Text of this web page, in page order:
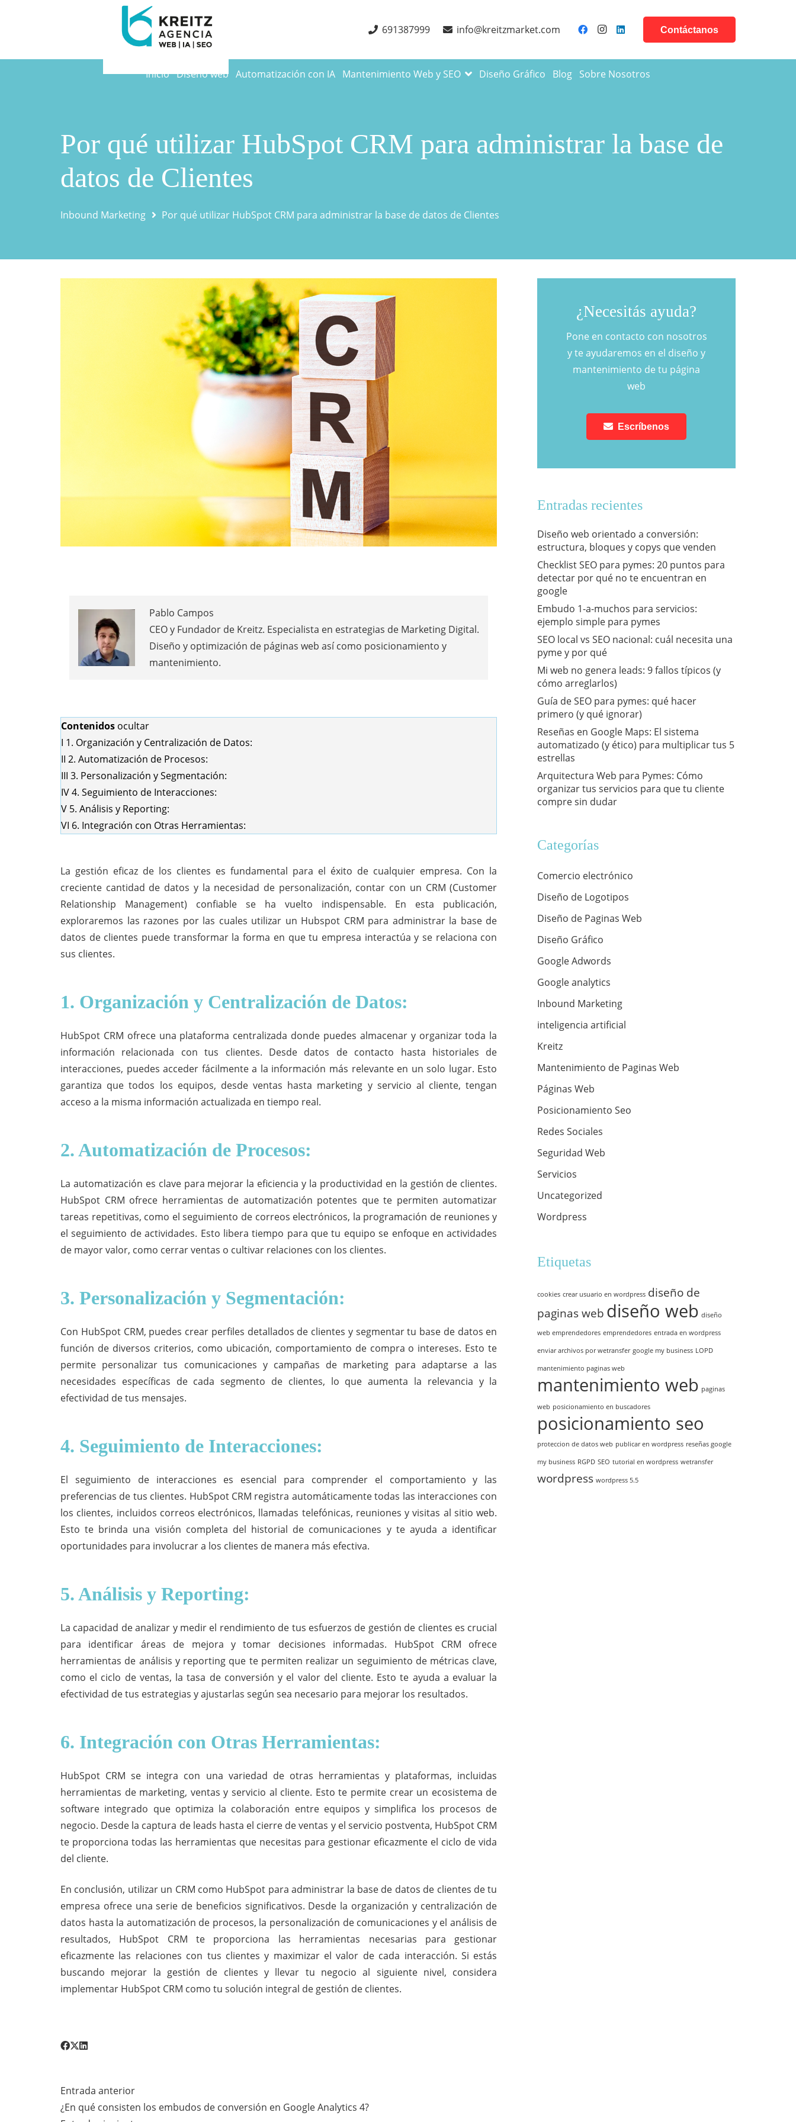
691387999 info@kreitzmarket.com Contáctanos
Inicio Diseño web Automatización con IA Mantenimiento Web y SEO Diseño Gráfico Blog Sobre Nosotros
Por qué utilizar HubSpot CRM para administrar la base de
datos de Clientes
Inbound Marketing Por qué utilizar HubSpot CRM para administrar la base de datos de Clientes
Pablo Campos
CEO y Fundador de Kreitz. Especialista en estrategias de Marketing Digital.
Diseño y optimización de páginas web así como posicionamiento y
mantenimiento.
Contenidos ocultar
I 1. Organización y Centralización de Datos:
II 2. Automatización de Procesos:
III 3. Personalización y Segmentación:
IV4. Seguimiento de Interacciones:
V 5. Análisis y Reporting:
VI 6. Integración con Otras Herramientas:
La gestión eficaz de los clientes es fundamental para el éxito de cualquier empresa. Con la
creciente cantidad de datos y la necesidad de personalización, contar con un CRM (Customer
Relationship Management) confiable se ha vuelto indispensable. En esta publicación,
exploraremos las razones por las cuales utilizar un Hubspot CRM para administrar la base de
datos de clientes puede transformar la forma en que tu empresa interactúa y se relaciona con
sus clientes.
1. Organización y Centralización de Datos:
HubSpot CRM ofrece una plataforma centralizada donde puedes almacenar y organizar toda la
información relacionada con tus clientes. Desde datos de contacto hasta historiales de
interacciones, puedes acceder fácilmente a la información más relevante en un solo lugar. Esto
garantiza que todos los equipos, desde ventas hasta marketing y servicio al cliente, tengan
acceso a la misma información actualizada en tiempo real.
2. Automatización de Procesos:
La automatización es clave para mejorar la eficiencia y la productividad en la gestión de clientes.
HubSpot CRM ofrece herramientas de automatización potentes que te permiten automatizar
tareas repetitivas, como el seguimiento de correos electrónicos, la programación de reuniones y
el seguimiento de actividades. Esto libera tiempo para que tu equipo se enfoque en actividades
de mayor valor, como cerrar ventas o cultivar relaciones con los clientes.
3. Personalización y Segmentación:
Con HubSpot CRM, puedes crear perfiles detallados de clientes y segmentar tu base de datos en
función de diversos criterios, como ubicación, comportamiento de compra o intereses. Esto te
permite personalizar tus comunicaciones y campañas de marketing para adaptarse a las
necesidades específicas de cada segmento de clientes, lo que aumenta la relevancia y la
efectividad de tus mensajes.
4. Seguimiento de Interacciones:
El seguimiento de interacciones es esencial para comprender el comportamiento y las
preferencias de tus clientes. HubSpot CRM registra automáticamente todas las interacciones con
los clientes, incluidos correos electrónicos, llamadas telefónicas, reuniones y visitas al sitio web.
Esto te brinda una visión completa del historial de comunicaciones y te ayuda a identificar
oportunidades para involucrar a los clientes de manera más efectiva.
5. Análisis y Reporting:
La capacidad de analizar y medir el rendimiento de tus esfuerzos de gestión de clientes es crucial
para identificar áreas de mejora y tomar decisiones informadas. HubSpot CRM ofrece
herramientas de análisis y reporting que te permiten realizar un seguimiento de métricas clave,
como el ciclo de ventas, la tasa de conversión y el valor del cliente. Esto te ayuda a evaluar la
efectividad de tus estrategias y ajustarlas según sea necesario para mejorar los resultados.
6. Integración con Otras Herramientas:
HubSpot CRM se integra con una variedad de otras herramientas y plataformas, incluidas
herramientas de marketing, ventas y servicio al cliente. Esto te permite crear un ecosistema de
software integrado que optimiza la colaboración entre equipos y simplifica los procesos de
negocio. Desde la captura de leads hasta el cierre de ventas y el servicio postventa, HubSpot CRM
te proporciona todas las herramientas que necesitas para gestionar eficazmente el ciclo de vida
del cliente.
En conclusión, utilizar un CRM como HubSpot para administrar la base de datos de clientes de tu
empresa ofrece una serie de beneficios significativos. Desde la organización y centralización de
datos hasta la automatización de procesos, la personalización de comunicaciones y el análisis de
resultados, HubSpot CRM te proporciona las herramientas necesarias para gestionar
eficazmente las relaciones con tus clientes y maximizar el valor de cada interacción. Si estás
buscando mejorar la gestión de clientes y llevar tu negocio al siguiente nivel, considera
implementar HubSpot CRM como tu solución integral de gestión de clientes.
Entrada anterior
¿En qué consisten los embudos de conversión en Google Analytics 4?
¿Necesitás ayuda?
Pone en contacto con nosotros
y te ayudaremos en el diseño y
mantenimiento de tu página
web
Escríbenos
Entradas recientes
Diseño web orientado a conversión:
estructura, bloques y copys que venden
Checklist SEO para pymes: 20 puntos para
detectar por qué no te encuentran en
google
Embudo 1-a-muchos para servicios:
ejemplo simple para pymes
SEO local vs SEO nacional: cuál necesita una
pyme y por qué
Mi web no genera leads: 9 fallos típicos (y
cómo arreglarlos)
Guía de SEO para pymes: qué hacer
primero (y qué ignorar)
​Reseñas en Google Maps: El sistema
automatizado (y ético) para multiplicar tus 5
estrellas
​Arquitectura Web para Pymes: Cómo
organizar tus servicios para que tu cliente
compre sin dudar
Categorías
Comercio electrónico
Diseño de Logotipos
Diseño de Paginas Web
Diseño Gráfico
Google Adwords
Google analytics
Inbound Marketing
inteligencia artificial
Kreitz
Mantenimiento de Paginas Web
Páginas Web
Posicionamiento Seo
Redes Sociales
Seguridad Web
Servicios
Uncategorized
Wordpress
Etiquetas
cookies crear usuario en wordpress diseño de
paginas web diseño web diseño
web emprendedores emprendedores entrada en wordpress
enviar archivos por wetransfer google my business LOPD
mantenimiento paginas web
mantenimiento web paginas
web posicionamiento en buscadores
posicionamiento seo
proteccion de datos web publicar en wordpress reseñas google
my business RGPD SEO tutorial en wordpress wetransfer
wordpress wordpress 5.5